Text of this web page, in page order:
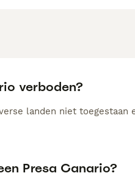
verboden?
landen niet
Presa Canario?